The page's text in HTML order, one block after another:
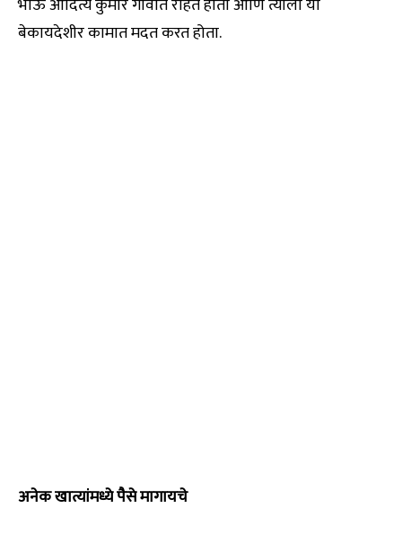
भाऊ आदित्य कुमार गावात राहत होता आणि त्याला या
बेकायदेशीर कामात मदत करत होता.
अनेक खात्यांमध्ये पैसे मागायचे